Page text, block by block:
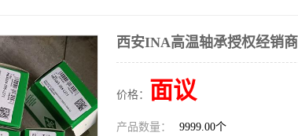
西安INA高温轴承授权经销商
价格： 面议
产品数量： 9999.00个